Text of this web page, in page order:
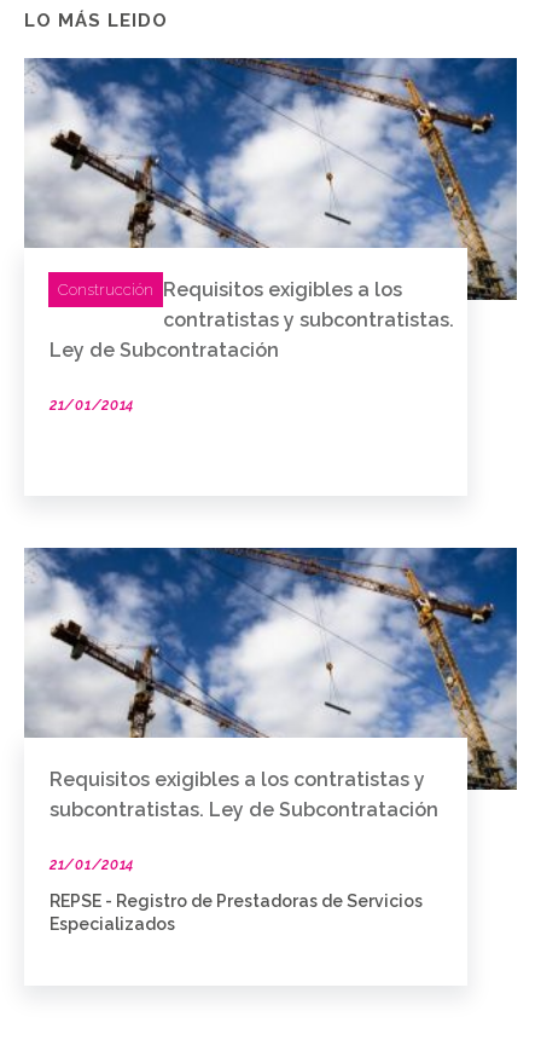
LO MÁS LEIDO
Construcción
Requisitos exigibles a los
contratistas y subcontratistas.
Ley de Subcontratación
21/01/2014
Requisitos exigibles a los contratistas y
subcontratistas. Ley de Subcontratación
21/01/2014
REPSE - Registro de Prestadoras de Servicios
Especializados